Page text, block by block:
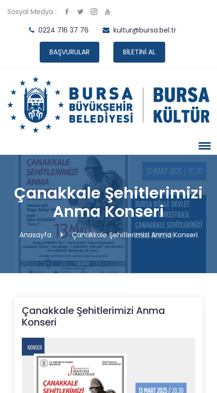
Sosyal Medya :
0224 716 37 76
kultur@bursa.bel.tr
BAŞVURULAR BİLETİNİ AL
Çanakkale Şehitlerimizi
Anma Konseri
Anasayfa Çanakkale Şehitlerimizi Anma Konseri
Çanakkale Şehitlerimizi Anma
Konseri